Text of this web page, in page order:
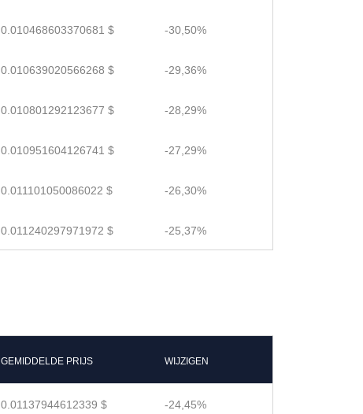
0.010468603370681 $ -30,50%
0.010639020566268 $ -29,36%
0.010801292123677 $ -28,29%
0.010951604126741 $ -27,29%
0.011101050086022 $ -26,30%
0.011240297971972 $ -25,37%
GEMIDDELDE PRIJS WIJZIGEN
0.01137944612339 $ -24,45%